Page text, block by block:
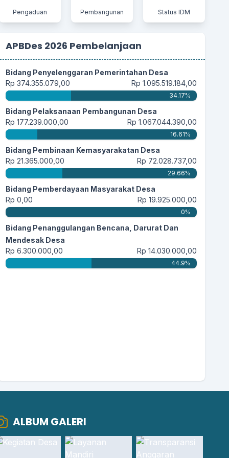
21 Juli 2025 20:20:45
Semoga lembaga yang dibentuk baru ini menjadi
28 Mei 2025 19:59:15
Alhamdulillah, InsyaAllah pembentukan
Koperasi Merah...selengkapnya
28 Mei 2025 14:23:46
Dengan terbentuk nya Koperasi Merah Putih..
saya rasa...selengkapnya
20 Mei 2025 06:13:00
Muda2han masyarakat tambah sukses dan
daerahx maju...selengkapnya
Pengaduan Pembangunan Status IDM
APBDes 2026 Pembelanjaan
Bidang Penyelenggaran Pemerintahan Desa
Rp 374.355.079,00
Rp 1.095.519.184,00
34.17%
Bidang Pelaksanaan Pembangunan Desa
Rp 177.239.000,00
Rp 1.067.044.390,00
16.61%
Bidang Pembinaan Kemasyarakatan Desa
Rp 21.365.000,00
Rp 72.028.737,00
29.66%
Bidang Pemberdayaan Masyarakat Desa
Rp 0,00
Rp 19.925.000,00
0%
Bidang Penanggulangan Bencana, Darurat Dan
Mendesak Desa
Rp 6.300.000,00
Rp 14.030.000,00
44.9%
ALBUM GALERI